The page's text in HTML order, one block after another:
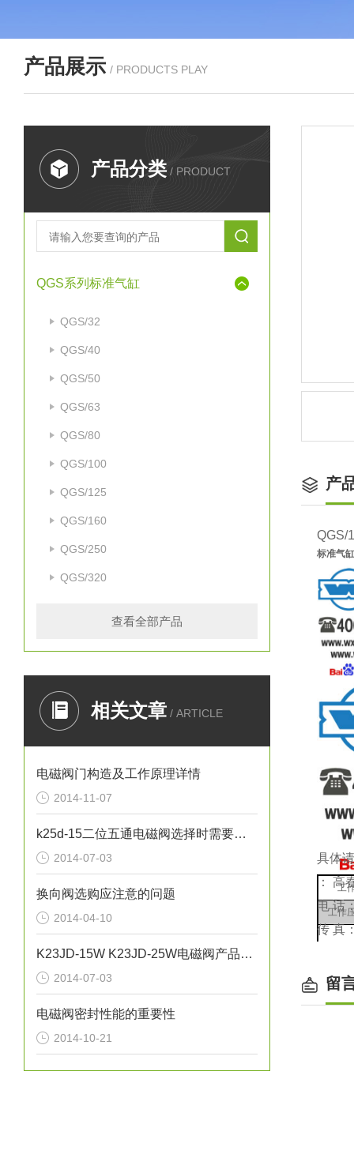
产品展示 / PRODUCTS PLAY
产品分类 / PRODUCT
QGS系列标准气缸
QGS/32
QGS/40
QGS/50
QGS/63
QGS/80
QGS/100
QGS/125
QGS/160
QGS/250
QGS/320
查看全部产品
相关文章 / ARTICLE
电磁阀门构造及工作原理详情
2014-11-07
k25d-15二位五通电磁阀选择时需要考虑的因素
2014-07-03
换向阀选购应注意的问题
2014-04-10
K23JD-15W K23JD-25W电磁阀产品的不合格分类
2014-07-03
电磁阀密封性能的重要性
2014-10-21
产
QGS/
标准气
工
工作
工作
具体
： 高
电 话
传 真
留